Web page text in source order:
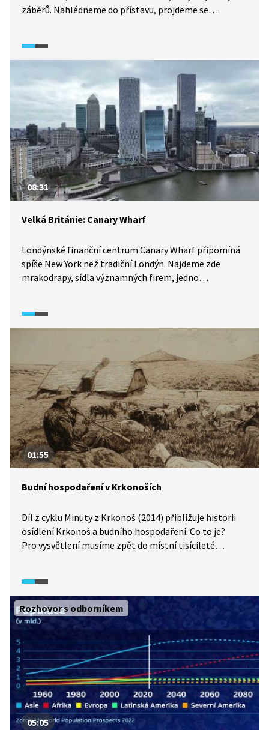
záběrů. Nahlédneme do přístavu, projdeme se
hlavní architektonické ikony.
08:31
Velká Británie: Canary Wharf
Londýnské finanční centrum Canary Wharf připomíná
spíše New York než tradiční Londýn. Najdeme zde
mrakodrapy, sídla významných firem, jedno
čtvrti vypravíme. Nahlédneme také do její minulosti,
archivní záběry z éry doků a zjistíme, jak se tato oblast
proměnila v moderní obchodní a rezidenční centrum.
01:55
Budní hospodaření v Krkonoších
Díl z cyklu Minuty z Krkonoš (2014) přibližuje historii
osídlení Krkonoš a budního hospodaření. Co to je?
Pro vysvětlení musíme zpět do místní tisícileté
Rozhovor s odborníkem
05:05